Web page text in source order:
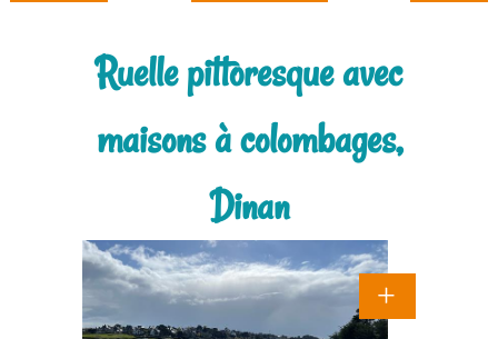
Ruelle pittoresque avec
maisons à colombages,
Dinan